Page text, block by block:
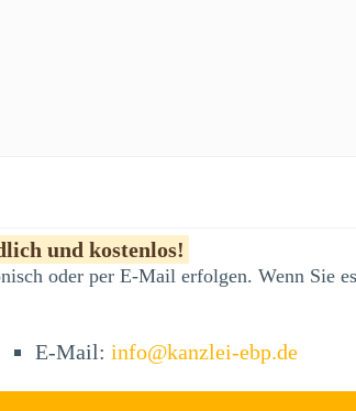
und kostenlos!
oder per E-Mail erfolgen. Wenn Sie
E-Mail: info@kanzlei-ebp.de